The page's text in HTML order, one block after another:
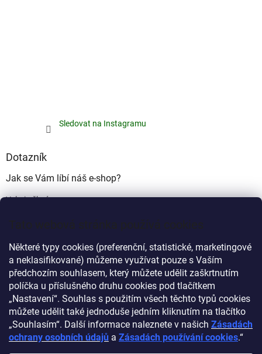
Tato webová stránka používá cookies
Některé typy cookies (preferenční, statistické, marketingové
a neklasifikované) můžeme využívat pouze s Vaším
předchozím souhlasem, který můžete udělit zaškrtnutím
políčka u příslušného druhu cookies pod tlačítkem
„Nastavení“. Souhlas s použitím všech těchto typů cookies
můžete udělit také jednoduše jedním kliknutím na tlačítko
„Souhlasím“. Další informace naleznete v našich Zásadách
ochrany osobních údajů a Zásadách používání cookies.“
Sledovat na Instagramu
Dotazník
Jak se Vám líbí náš e-shop?
Velmi pěkný
Ujde to
Nelíbí se mi
Počet hlasů:340
Myprovas.cz Obchodnawebu.cz